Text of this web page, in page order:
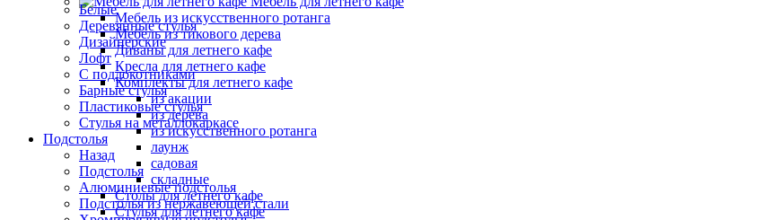
Мебель из искусственного ротанга
Мебель из тикового дерева
Диваны для летнего кафе
Кресла для летнего кафе
Комплекты для летнего кафе
из акации
из дерева
из искусственного ротанга
лаунж
садовая
складные
Столы для летнего кафе
Стулья для летнего кафе
Белые
Деревянные стулья
Дизайнерские
Лофт
С подлокотниками
Барные стулья
Пластиковые стулья
Стулья на металлокаркасе
Подстолья
Назад
Подстолья
Алюминиевые подстолья
Подстолья из нержавеющей стали